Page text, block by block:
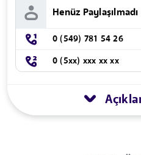
Henüz Paylaşılmadı
0 (549) 781 54 26
0 (5xx) xxx xx xx